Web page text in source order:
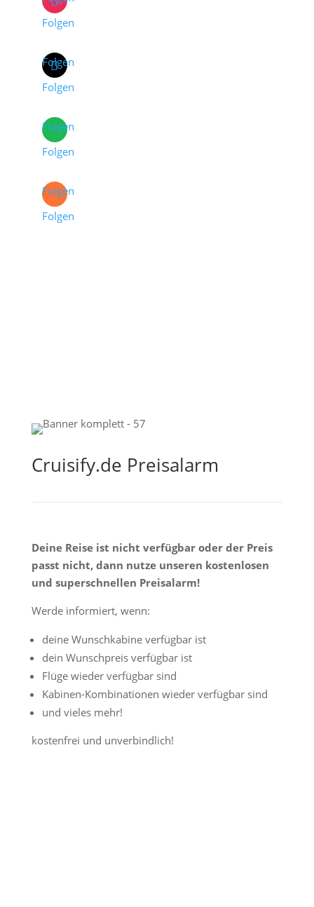
Folgen
Folgen
Folgen
Folgen
Folgen
Folgen
Folgen
Cruisify.de Preisalarm
Deine Reise ist nicht verfügbar oder der Preis
passt nicht, dann nutze unseren kostenlosen
und superschnellen Preisalarm!
Werde informiert, wenn:
deine Wunschkabine verfügbar ist
dein Wunschpreis verfügbar ist
Flüge wieder verfügbar sind
Kabinen-Kombinationen wieder verfügbar sind
und vieles mehr!
kostenfrei und unverbindlich!